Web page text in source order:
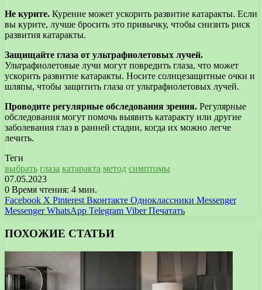
Не курите. Курение может ускорить развитие катаракты. Если
вы курите, лучше бросить это привычку, чтобы снизить риск
развития катаракты.
Защищайте глаза от ультрафиолетовых лучей.
Ультрафиолетовые лучи могут повредить глаза, что может
ускорить развитие катаракты. Носите солнцезащитные очки и
шляпы, чтобы защитить глаза от ультрафиолетовых лучей.
Проводите регулярные обследования зрения. Регулярные
обследования могут помочь выявить катаракту или другие
заболевания глаз в ранней стадии, когда их можно легче
лечить.
Теги
выбрать глаза катаракта метод симптомы
07.05.2023
0 Время чтения: 4 мин.
Facebook X Pinterest Вконтакте Одноклассники Messenger
Messenger WhatsApp Telegram Viber Печатать
ПОХОЖИЕ СТАТЬИ